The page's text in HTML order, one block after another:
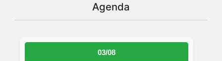
Agenda
03/08